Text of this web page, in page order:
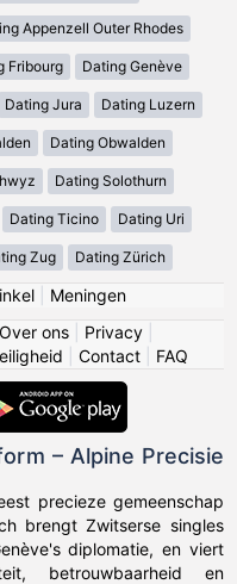
Appenzell Outer Rhodes
Fribourg Dating Genève
Dating Jura Dating Luzern
Dating Obwalden
Dating Solothurn
Dating Ticino Dating Uri
Zug Dating Zürich
| Meningen
Over ons Privacy
Contact FAQ
– Alpine Precisie
precieze gemeenschap
brengt Zwitserse singles
diplomatie, en viert
betrouwbaarheid en